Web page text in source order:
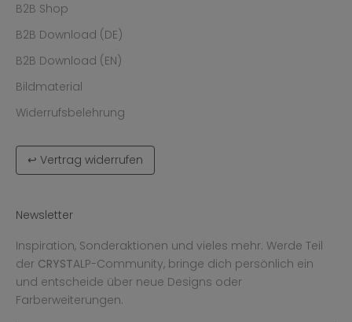
B2B Shop
B2B Download (DE)
B2B Download (EN)
Bildmaterial
Widerrufsbelehrung
↩ Vertrag widerrufen
Newsletter
Inspiration, Sonderaktionen und vieles mehr. Werde Teil
der CRYSTALP-Community, bringe dich persönlich ein
und entscheide über neue Designs oder
Farberweiterungen.